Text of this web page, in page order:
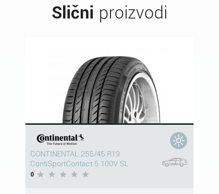
Slični proizvodi
CONTINENTAL 255/45 R19
ContiSportContact 5 100V SL
0